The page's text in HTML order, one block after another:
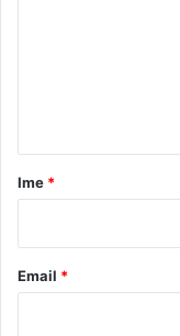
rIme *
Email *